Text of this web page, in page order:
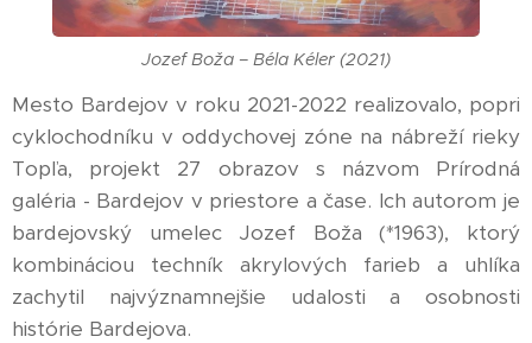
Jozef Boža – Béla Kéler (2021)
Mesto Bardejov v roku 2021-2022 realizovalo, popri
cyklochodníku v oddychovej zóne na nábreží rieky
Topľa, projekt 27 obrazov s názvom Prírodná
galéria - Bardejov v priestore a čase. Ich autorom je
bardejovský umelec Jozef Boža (*1963), ktorý
kombináciou techník akrylových farieb a uhlíka
zachytil najvýznamnejšie udalosti a osobnosti
histórie Bardejova.